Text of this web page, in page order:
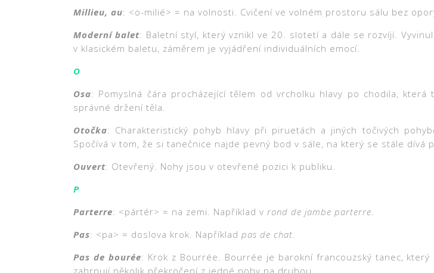
Millieu, au: <o-milié> = na volnosti. Cvičení ve volném prostoru sálu bez
Moderní balet: Baletní styl, který vznikl ve 20. slotetí a dále se rozvíjí.
v klasickém baletu, záměrem je vyjádření individuálních emocí.
O
Osa: Pomyslná čára procházející tělem od vrcholku hlavy po chodila,
správné držení těla.
Otočka: Charakteristický pohyb hlavy při piruetách a jiných točivých
Spočívá v tom, že si tanečnice najde pevný bod v sále, na který se stále
Ouvert: Otevřený. Nohy jsou v otevřené pozici k publiku.
P
Parterre: <pártér> = na zemi. Například v rond de jambe parterre.
Pas: <pa> = doslova krok. Například pas de chat.
Pas de bourée: Krok z Bourrée. Bourrée je barokní francouzský tanec,
zahrnují několik překročení z jedné nohy na druhou.